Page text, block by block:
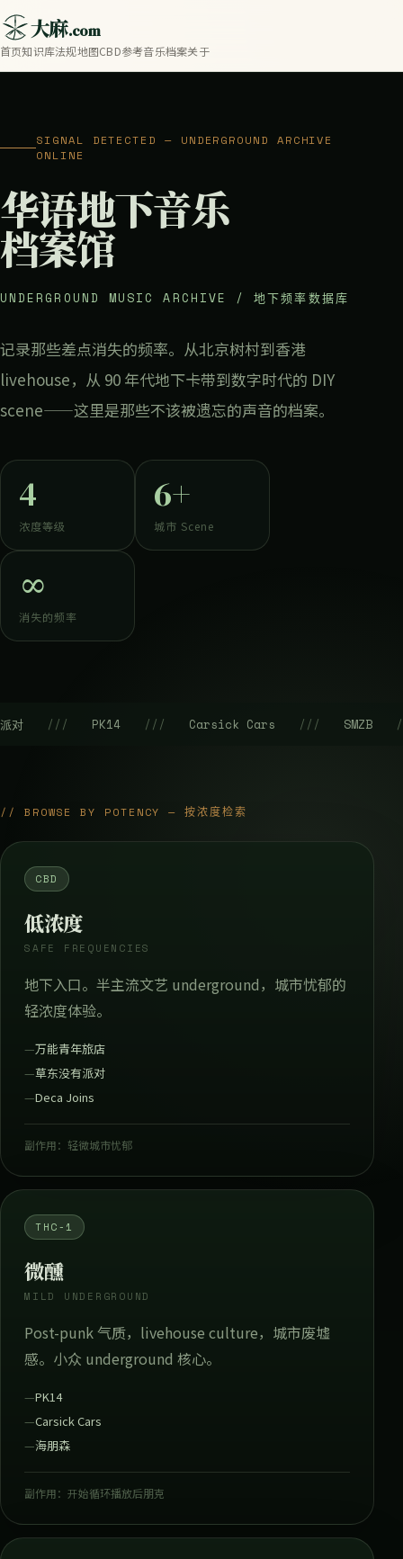
大麻.com
首页知识库法规地图CBD参考音乐档案关于
SIGNAL DETECTED — UNDERGROUND ARCHIVE
ONLINE
华语地下音乐
档案馆
UNDERGROUND MUSIC ARCHIVE / 地下频率数据库
记录那些差点消失的频率。从北京树村到香港
livehouse，从 90 年代地下卡带到数字时代的 DIY
scene——这里是那些不该被遗忘的声音的档案。
4
浓度等级
6+
城市 Scene
∞
消失的频率
/// PK14 /// Carsick Cars /// SMZB ///
// BROWSE BY POTENCY — 按浓度检索
CBD
低浓度
SAFE FREQUENCIES
地下入口。半主流文艺 underground，城市忧郁的
轻浓度体验。
万能青年旅店
草东没有派对
Deca Joins
副作用：轻微城市忧郁
THC-1
微醺
MILD UNDERGROUND
Post-punk 气质，livehouse culture，城市废墟
感。小众 underground 核心。
PK14
Carsick Cars
海朋森
副作用：开始循环播放后朋克